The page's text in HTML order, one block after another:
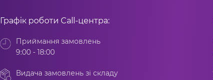
Графік роботи Call-центра:
Приймання замовлень
9:00 - 18:00
Видача замовлень зі складу